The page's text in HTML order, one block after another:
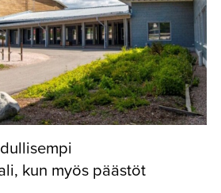
kun myös päästöt